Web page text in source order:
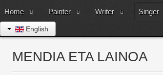
Home Painter Writer Singer
English
MENDIA ETA LAINOA